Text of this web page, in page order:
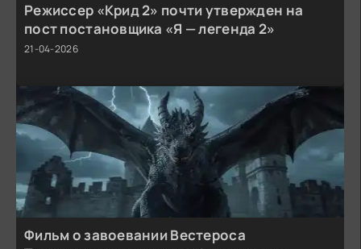
Режиссер «Крид 2» почти утвержден на
пост постановщика «Я — легенда 2»
21-04-2026
Фильм о завоевании Вестероса